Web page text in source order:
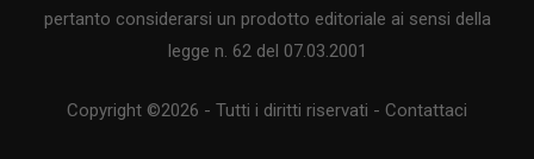
pertanto considerarsi un prodotto editoriale ai sensi della
legge n. 62 del 07.03.2001
Copyright ©2026 - Tutti i diritti riservati - Contattaci